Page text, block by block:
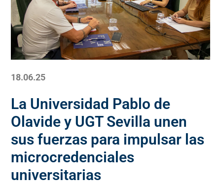
18.06.25
La Universidad Pablo de
Olavide y UGT Sevilla unen
sus fuerzas para impulsar las
microcredenciales
universitarias